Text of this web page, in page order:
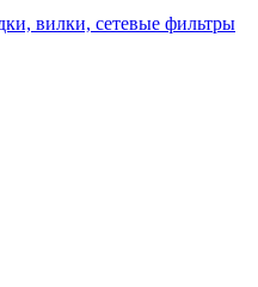
вилки, сетевые фильтры